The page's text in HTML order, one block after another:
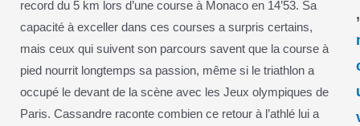
record du 5 km lors d’une course à Monaco en 14’53. Sa
capacité à exceller dans ces courses a surpris certains,
mais ceux qui suivent son parcours savent que la course à
pied nourrit longtemps sa passion, même si le triathlon a
occupé le devant de la scène avec les Jeux olympiques de
Paris. Cassandre raconte combien ce retour à l’athlé lui a
,